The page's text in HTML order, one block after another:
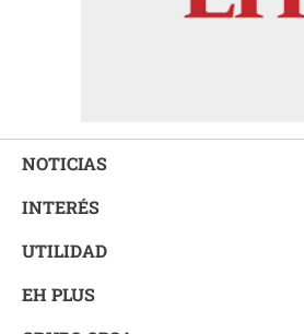
NOTICIAS
INTERÉS
UTILIDAD
EH PLUS